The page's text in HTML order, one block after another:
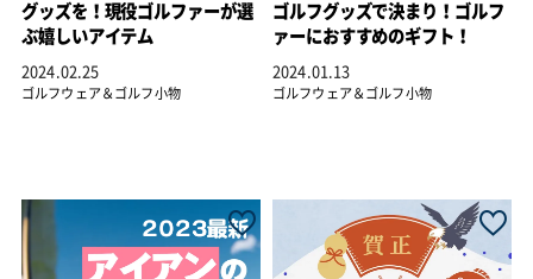
グッズを！現役ゴルファーが選
ぶ嬉しいアイテム
2024.02.25
ゴルフウェア＆ゴルフ小物
ゴルフグッズで決まり！ゴルフ
ァーにおすすめのギフト！
2024.01.13
ゴルフウェア＆ゴルフ小物